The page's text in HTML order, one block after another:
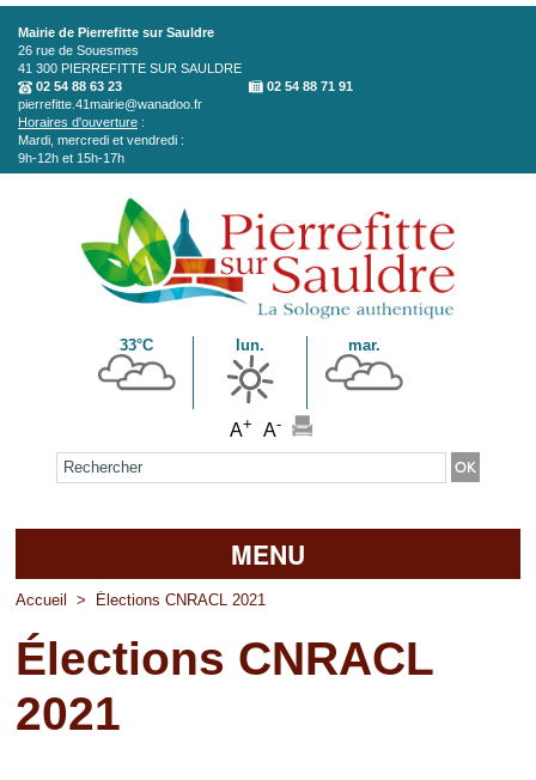
Aller au contenu principal
Mairie de Pierrefitte sur Sauldre
26 rue de Souesmes
41 300 PIERREFITTE SUR SAULDRE
02 54 88 63 23
02 54 88 71 91
pierrefitte.41mairie@wanadoo.fr
Horaires d'ouverture :
Mardi, mercredi et vendredi :
9h-12h et 15h-17h
33°C lun. mar.
A+ A-
Formulaire de recherche
MENU
Accueil
La mairie
Découvrir Pierrefitte
Accueil > Élections CNRACL 2021
Élections CNRACL
2021